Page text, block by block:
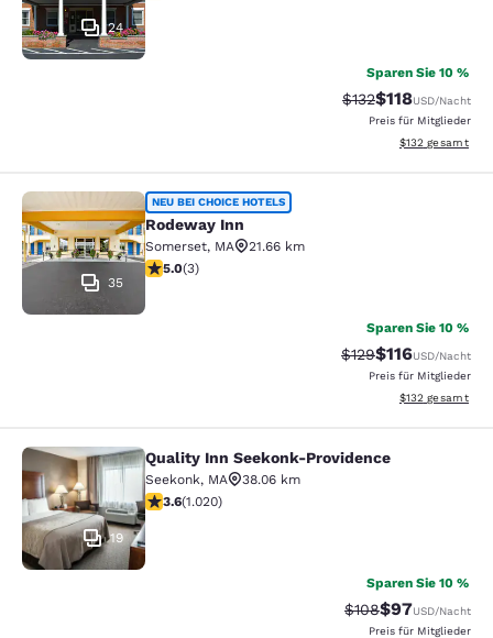
24
Sparen Sie 10 %
Durchgestrichener
$132Vergünstigter
$118USD/Nacht
Preis für Mitglieder
Geschätzte
$132 gesamt
Rodeway Inn
35
NEU BEI CHOICE HOTELS
Rodeway Inn
Somerset, MA
21.66 km
5-Sterne-Bewertung. Außergewöhnlich. 3
5.0(3)
Sparen Sie 10 %
Durchgestrichener
$129Vergünstigter
$116USD/Nacht
Preis für Mitglieder
Geschätzte
$132 gesamt
Quality Inn Seekonk-Providence
19
Quality Inn Seekonk-Providence
Seekonk, MA
38.06 km
3.56-Sterne-Bewertung. Gut. 1020 Bewertungen
3.6(1.020)
Sparen Sie 10 %
Durchgestrichener
$108Vergünstigter
$97USD/Nacht
Preis für Mitglieder